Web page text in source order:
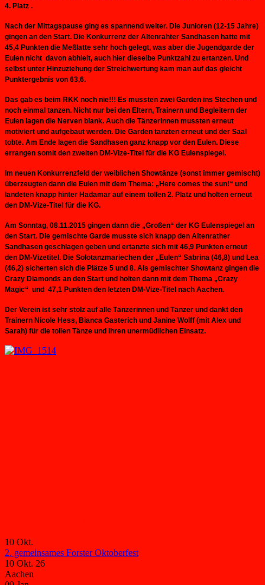
4. Platz .
Nach der Mittagspause ging es spannend weiter. Die Junioren (12-15 Jahre)
gingen an den Start. Die Konkurrenz der Altenrahter Sandhasen hatte mit
45,4 Punkten die Meßlatte sehr hoch gelegt, was aber die Jugendgarde der
Eulen nicht davon abhielt, auch hier dieselbe Punktzahl zu ertanzen. Und
selbst unter Hinzuziehung der Streichwertung kam man auf das gleicht
Punktergebnis von 63,6.
Das gab es beim RKK noch nie!!! Es mussten zwei Garden ins Stechen und
noch einmal tanzen. Nicht nur bei den Eltern, Trainern und Begleitern der
Eulen lagen die Nerven blank. Auch die Tänzerinnen mussten erneut
motiviert und aufgebaut werden. Die Garden tanzten erneut und der Saal
tobte. Am Ende lagen die Sandhasen ganz knapp vor den Eulen. Diese
errangen somit den zweiten DM-Vize-Titel für die KG Eulenspiegel.
Im neuen Konkurrenzfeld der weiblichen Showtänze (sonst immer gemischt)
überzeugten dann die Eulen mit dem Thema: „Here comes the sun!“ und
landeten knapp hinter Hadamar auf einem tollen 2. Platz und holten erneut
den DM-Vize-Titel für die KG.
Am Sonntag, 08.11.2015 gingen dann die „Großen“ der KG Eulenspiegel an
den Start. Die gemischte Garde musste sich knapp den Altenrather
Sandhasen geschlagen geben und ertanzte sich mit 46,9 Punkten erneut
den DM-Vizetitel. Die Solotanzmariechen der „Eulen“ Sabrina (46,8) und Lea
(46,2) sicherten sich die Plätze 5 und 8. Als gemischter Showtanz gingen die
Crazy Diamonds an den Start und holten dann mit dem Thema „Crazy
Magic“ und 47,1 Punkten den letzten DM-Vize-Titel nach Aachen.
Der Verein ist sehr stolz auf alle Tänzerinnen und Tänzer und dankt den
Trainern Nicole Hess, Bianca Gasterich und Janine Wolff (mit Alex und
Sarah) für die tollen Tänze und ihren unermüdlichen Einsatz.
10 Okt.
2. gemeinsames Forster Oktoberfest
10 Okt. 26
Aachen